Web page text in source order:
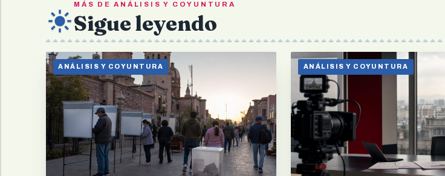
MÁS DE ANÁLISIS Y COYUNTURA
Sigue leyendo
ANÁLISIS Y COYUNTURA ANÁLISIS Y COYUNTURA